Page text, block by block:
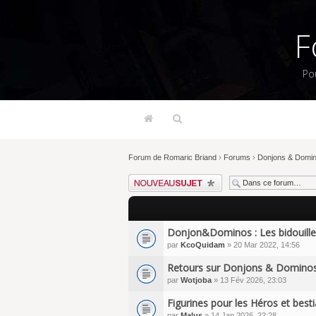
Forum de Romaric Briand › Forums › Donjons &
Écrire un nouveau sujet
Donjon&Dominos : Les
par KcoQuidam » 20 Mar 2022, 14:56
Retours sur Donjons &
par Wotjoba » 13 Fév 2026, 23:03
Figurines pour les Héros et